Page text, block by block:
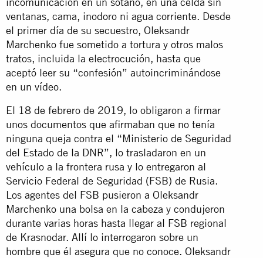
ventanas, cama, inodoro ni agua corriente. Desde
el primer día de su secuestro, Oleksandr
Marchenko fue sometido a tortura y otros malos
tratos, incluida la electrocución, hasta que
aceptó leer su “confesión” autoincriminándose
en un vídeo.
El 18 de febrero de 2019, lo obligaron a firmar
unos documentos que afirmaban que no tenía
ninguna queja contra el “Ministerio de Seguridad
del Estado de la DNR”, lo trasladaron en un
vehículo a la frontera rusa y lo entregaron al
Servicio Federal de Seguridad (FSB) de Rusia.
Los agentes del FSB pusieron a Oleksandr
Marchenko una bolsa en la cabeza y condujeron
durante varias horas hasta llegar al FSB regional
de Krasnodar. Allí lo interrogaron sobre un
hombre que él asegura que no conoce. Oleksandr